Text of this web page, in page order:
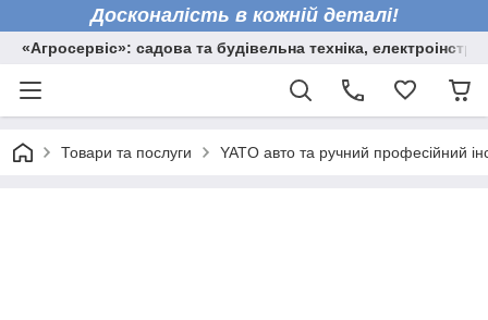
Досконалість в кожній деталі!
«Агросервіс»: садова та будівельна техніка,
Товари та послуги YATO авто та ручний професійний